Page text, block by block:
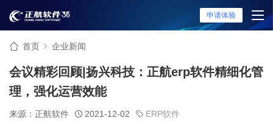
申请体验
首页 企业新闻
会议精彩回顾|扬兴科技：正航erp软件精细化管
理，强化运营效能
来源：正航软件 2021-12-02 ERP软件